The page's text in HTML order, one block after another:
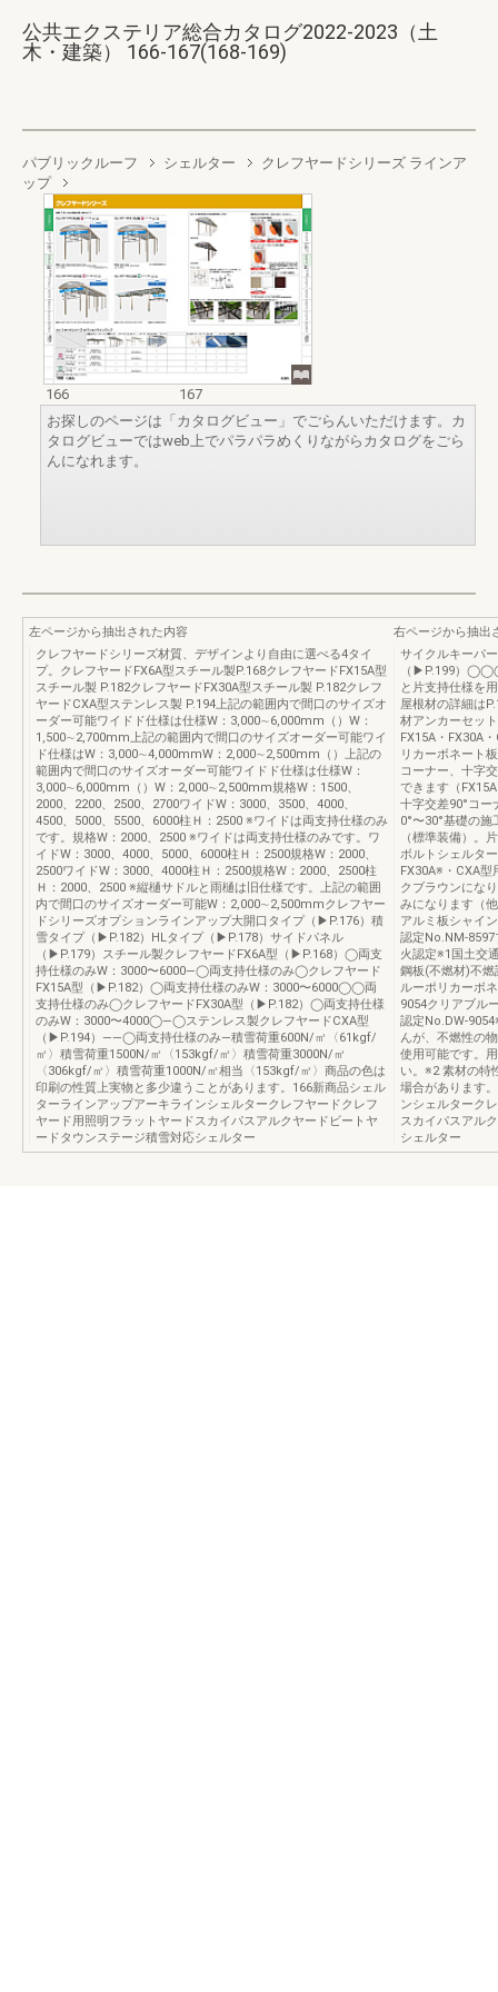
公共エクステリア総合カタログ2022-2023（土
木・建築） 166-167(168-169)
パブリックルーフ シェルター
クレフヤードシリーズ ラインア
ップ
166
167
お探しのページは「カタログビュー」でごらんいただけます。カ
タログビューではweb上でパラパラめくりながらカタログをごら
んになれます。
左ページから抽出された内容
クレフヤードシリーズ材質、デザインより自由に選べる4タイ
プ。クレフヤードFX6A型スチール製P.168クレフヤードFX15A型
スチール製 P.182クレフヤードFX30A型スチール製 P.182クレフ
ヤードCXA型ステンレス製 P.194上記の範囲内で間口のサイズオ
ーダー可能ワイドド仕様は仕様W：3,000∼6,000mm（）W：
1,500∼2,700mm上記の範囲内で間口のサイズオーダー可能ワイ
ド仕様はW：3,000∼4,000mmW：2,000∼2,500mm（）上記の
範囲内で間口のサイズオーダー可能ワイドド仕様は仕様W：
3,000∼6,000mm（）W：2,000∼2,500mm規格W：1500、
2000、2200、2500、2700ワイドW：3000、3500、4000、
4500、5000、5500、6000柱Ｈ：2500 ※ワイドは両支持仕様のみ
です。規格W：2000、2500 ※ワイドは両支持仕様のみです。ワ
イドW：3000、4000、5000、6000柱Ｈ：2500規格W：2000、
2500ワイドW：3000、4000柱Ｈ：2500規格W：2000、2500柱
Ｈ：2000、2500 ※縦樋サドルと雨樋は旧仕様です。上記の範囲
内で間口のサイズオーダー可能W：2,000∼2,500mmクレフヤー
ドシリーズオプションラインアップ大開口タイプ（▶P.176）積
雪タイプ（▶P.182）HLタイプ（▶P.178）サイドパネル
（▶P.179）スチール製クレフヤードFX6A型（▶P.168）◯両支
持仕様のみW：3000〜6000—◯両支持仕様のみ◯クレフヤード
FX15A型（▶P.182）◯両支持仕様のみW：3000〜6000◯◯両
支持仕様のみ◯クレフヤードFX30A型（▶P.182）◯両支持仕様
のみW：3000〜4000◯—◯ステンレス製クレフヤードCXA型
（▶P.194）——◯両支持仕様のみ—積雪荷重600N/㎡〈61kgf/
㎡〉積雪荷重1500N/㎡〈153kgf/㎡〉積雪荷重3000N/㎡
〈306kgf/㎡〉積雪荷重1000N/㎡相当〈153kgf/㎡〉商品の色は
印刷の性質上実物と多少違うことがあります。166新商品シェル
ターラインアップアーキラインシェルタークレフヤードクレフ
ヤード用照明フラットヤードスカイパスアルクヤードビートヤ
ードタウンステージ積雪対応シェルター
右ページから抽出
サイクルキーパ
（▶P.199）
と片支持仕様を
屋根材の詳細は
材アンカーセッ
FX15A・FX30A
リカーボネート
コーナー、十字
できます（
十字交差90°コー
0°〜30°基礎の
（標準装備）。
ボルトシェルタ
FX30A※・CXA
クブラウンにな
みになります（
アルミ板シャイ
認定No.NM-
火認定※1国土交
鋼板(不燃材)不
ルーポリカーボ
9054クリアブル
認定No.DW-
んが、不燃性の
使用可能です。
い。※2 素材の特
場合があります
ンシェルターク
スカイパスアル
シェルター